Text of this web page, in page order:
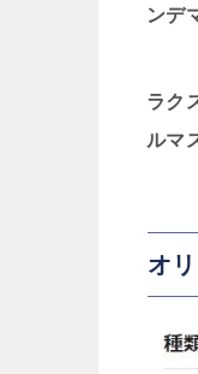
ンデ
ラク
ルマ
オ